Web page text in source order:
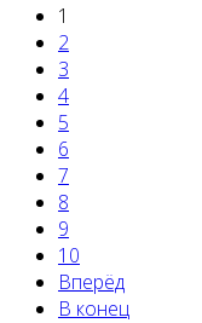
1
2
3
4
5
6
7
8
9
10
Вперёд
В конец